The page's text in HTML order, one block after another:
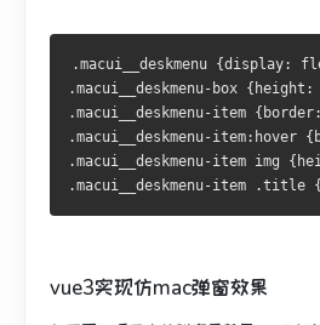
.macui__deskmenu
.macui__deskmenu-box
.macui__deskmenu-item
.macui__deskmenu-
.macui__deskmenu-item
vue3实现仿mac弹窗效果